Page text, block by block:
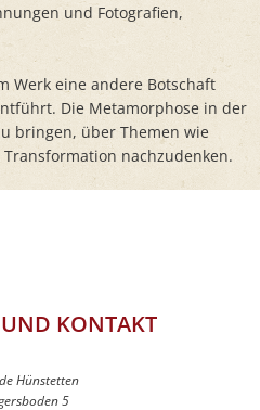
und Fotografien,
Werk eine andere Botschaft
Die Metamorphose in der
bringen, über Themen wie
nachzudenken.
KONTAKT
Hünstetten
5